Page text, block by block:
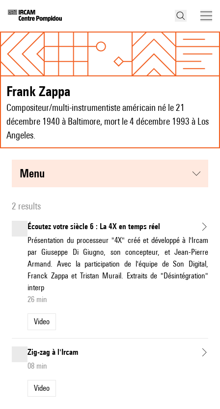
Frank Zappa
Compositeur/multi-instrumentiste américain né le 21
décembre 1940 à Baltimore, mort le 4 décembre 1993 à Los
Angeles.
menu
2 results
Écoutez votre siècle 6 : La 4X en temps réel
Présentation du processeur "4X" créé et développé à l'Ircam
par Giuseppe Di Giugno, son concepteur, et Jean-Pierre
Armand. Avec la participation de l'équipe de Son Digital,
Franck Zappa et Tristan Murail. Extraits de "Désintégration"
interp
26 min
Video
Zig-zag à l'Ircam
08 min
Video